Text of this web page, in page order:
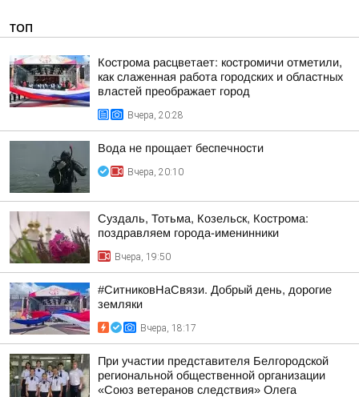
ТОП
Кострома расцветает: костромичи отметили,
как слаженная работа городских и областных
властей преображает город
Вчера, 20:28
Вода не прощает беспечности
Вчера, 20:10
Суздаль, Тотьма, Козельск, Кострома:
поздравляем города-именинники
Вчера, 19:50
#СитниковНаСвязи. Добрый день, дорогие
земляки
Вчера, 18:17
При участии представителя Белгородской
региональной общественной организации
«Союз ветеранов следствия» Олега